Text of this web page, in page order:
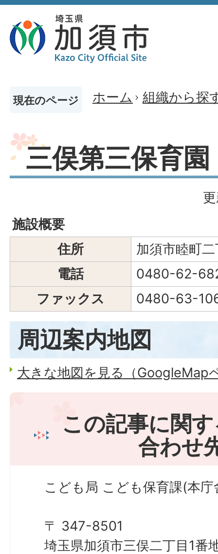
現在のページ ホーム 組織から探
三俣第三保育園
施設概要
住所
加須市睦町
電話
0480-62-
ファックス
0480-63-
周辺案内地図
大きな地図を見る（GoogleMap
この記事に関
合わせ
こども局 こども保育課(本
〒 347-8501
埼玉県加須市三俣二丁目1番